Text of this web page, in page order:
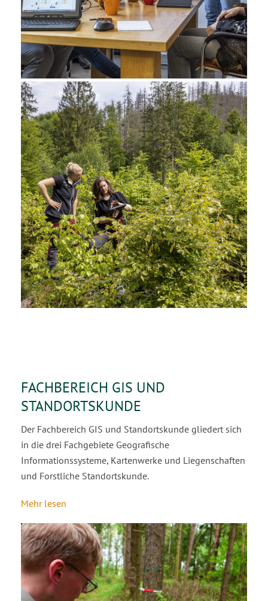
FACHBEREICH GIS UND
STANDORTSKUNDE
Der Fachbereich GIS und Standortskunde gliedert sich
in die drei Fachgebiete Geografische
Informationssysteme, Kartenwerke und Liegenschaften
und Forstliche Standortskunde.
Mehr lesen